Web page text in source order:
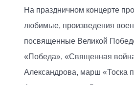
На праздничном концерте
любимые, произведения
посвященные Великой
«Победа», «Священная
Александрова, марш «Тоска